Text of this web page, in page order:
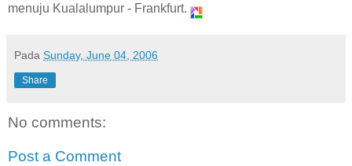
menuju Kualalumpur - Frankfurt.
Pada Sunday, June 04, 2006
Share
No comments:
Post a Comment